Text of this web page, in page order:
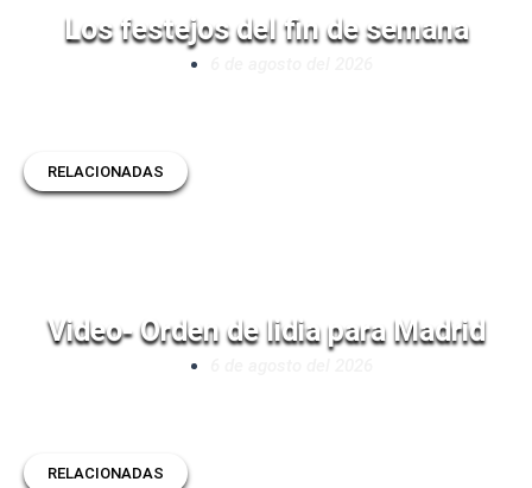
Los festejos del fin de semana
RELACIONADAS
Video- Orden de lidia para Madrid
RELACIONADAS